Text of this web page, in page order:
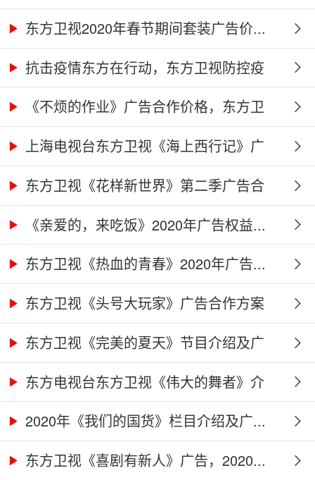
东方卫视2020年春节期间套装广告价...
抗击疫情东方在行动，东方卫视防控疫
情...《不烦的作业》广告合作价格，东方卫
视...上海电视台东方卫视《海上西行记》广
告...东方卫视《花样新世界》第二季广告合
作...《亲爱的，来吃饭》2020年广告权益...
东方卫视《热血的青春》2020年广告...
东方卫视《头号大玩家》广告合作方案
东方卫视《完美的夏天》节目介绍及广
告...东方电视台东方卫视《伟大的舞者》介
绍...2020年《我们的国货》栏目介绍及广...
东方卫视《喜剧有新人》广告，2020...